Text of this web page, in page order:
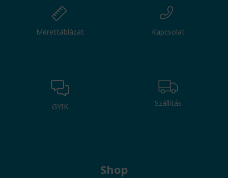
Mérettáblázat Kapcsolat
GYIK Szállítás
Shop